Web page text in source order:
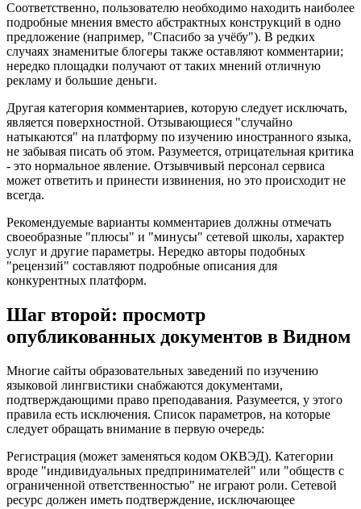
Соответственно, пользователю необходимо находить наиболее
подробные мнения вместо абстрактных конструкций в одно
предложение (например, "Спасибо за учёбу"). В редких
случаях знаменитые блогеры также оставляют комментарии;
нередко площадки получают от таких мнений отличную
рекламу и большие деньги.
Другая категория комментариев, которую следует исключать,
является поверхностной. Отзывающиеся "случайно
натыкаются" на платформу по изучению иностранного языка,
не забывая писать об этом. Разумеется, отрицательная критика
- это нормальное явление. Отзывчивый персонал сервиса
может ответить и принести извинения, но это происходит не
всегда.
Рекомендуемые варианты комментариев должны отмечать
своеобразные "плюсы" и "минусы" сетевой школы, характер
услуг и другие параметры. Нередко авторы подобных
"рецензий" составляют подробные описания для
конкурентных платформ.
Шаг второй: просмотр
опубликованных документов в Видном
Многие сайты образовательных заведений по изучению
языковой лингвистики снабжаются документами,
подтверждающими право преподавания. Разумеется, у этого
правила есть исключения. Список параметров, на которые
следует обращать внимание в первую очередь:
Регистрация (может заменяться кодом ОКВЭД). Категории
вроде "индивидуальных предпринимателей" или "обществ с
ограниченной ответственностью" не играют роли. Сетевой
ресурс должен иметь подтверждение, исключающее